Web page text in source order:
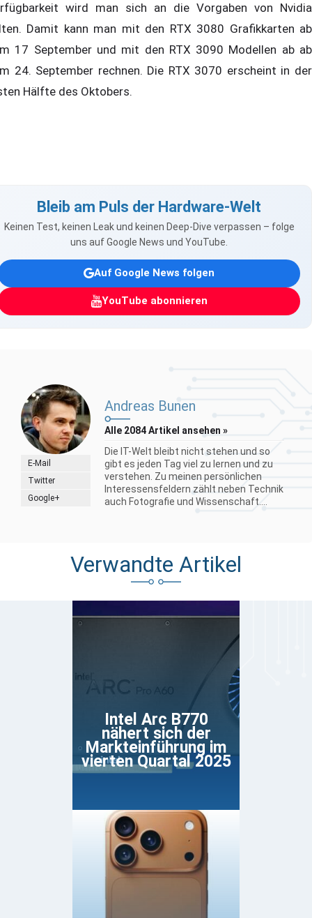
wird man sich an die Vorgaben von Nvidia
Damit kann man mit den RTX 3080 Grafikkarten ab
17 September und mit den RTX 3090 Modellen ab ab
24. September rechnen. Die RTX 3070 erscheint in der
Hälfte des Oktobers.
Bleib am Puls der Hardware-Welt
Keinen Test, keinen Leak und keinen Deep-Dive verpassen – folge
uns auf Google News und YouTube.
Auf Google News folgen
YouTube abonnieren
E-Mail
Twitter
Google+
Andreas Bunen
Alle 2084 Artikel ansehen »
Die IT-Welt bleibt nicht stehen und so
gibt es jeden Tag viel zu lernen und zu
verstehen. Zu meinen persönlichen
Interessensfeldern zählt neben Technik
auch Fotografie und Wissenschaft....
Verwandte Artikel
Intel Arc B770
nähert sich der
Markteinführung im
vierten Quartal 2025